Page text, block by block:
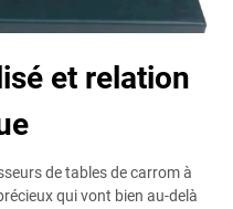
et relation
de tables de carrom à
qui vont bien au-delà